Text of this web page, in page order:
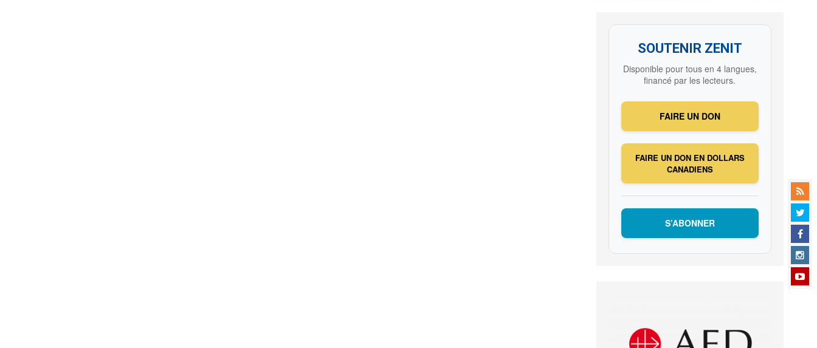
SOUTENIR ZENIT
Disponible pour tous en 4 langues,
financé par les lecteurs.
FAIRE UN DON
FAIRE UN DON EN DOLLARS
CANADIENS
S’ABONNER